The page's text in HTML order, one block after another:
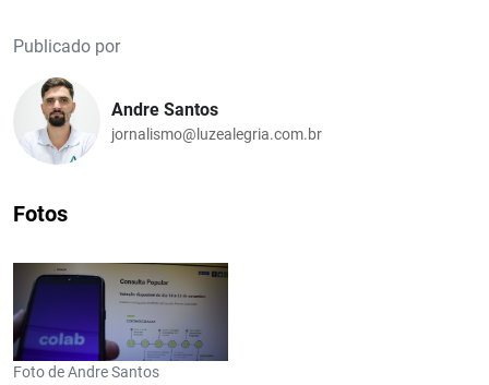
Publicado por
Andre Santos
jornalismo@luzealegria.com.br
Fotos
Foto de Andre Santos